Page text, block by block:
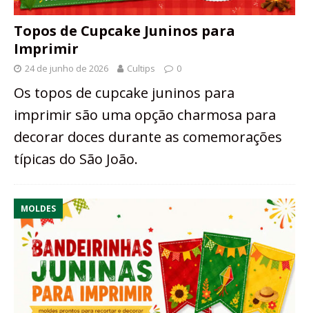
Topos de Cupcake Juninos para
Imprimir
24 de junho de 2026 Cultips 0
Os topos de cupcake juninos para
imprimir são uma opção charmosa para
decorar doces durante as comemorações
típicas do São João.
MOLDES